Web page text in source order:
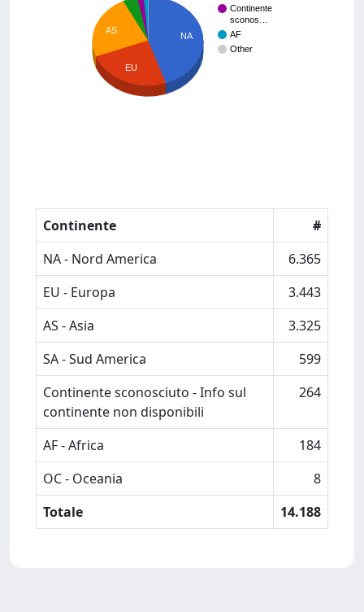
Continente
sconos…
AF
Other
NA
AS
EU
Continente
#
NA - Nord America
6.365
EU - Europa
3.443
AS - Asia
3.325
SA - Sud America
599
Continente sconosciuto - Info sul
continente non disponibili
264
AF - Africa
184
OC - Oceania
8
Totale
14.188